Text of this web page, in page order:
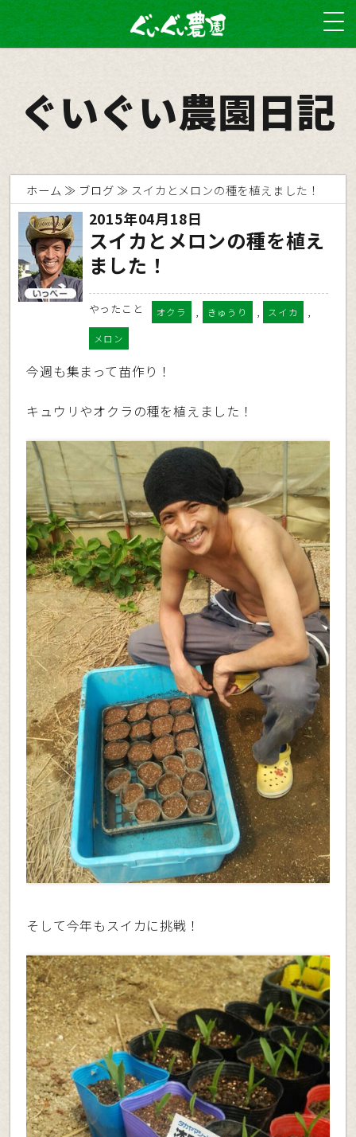
ぐいぐい農園日記
ホーム ブログ スイカとメロンの種を植えました！
2015年04月18日
スイカとメロンの種を植え
ました！
やったこと オクラ , きゅうり , スイカ ,
メロン
今週も集まって苗作り！
キュウリやオクラの種を植えました！
そして今年もスイカに挑戦！